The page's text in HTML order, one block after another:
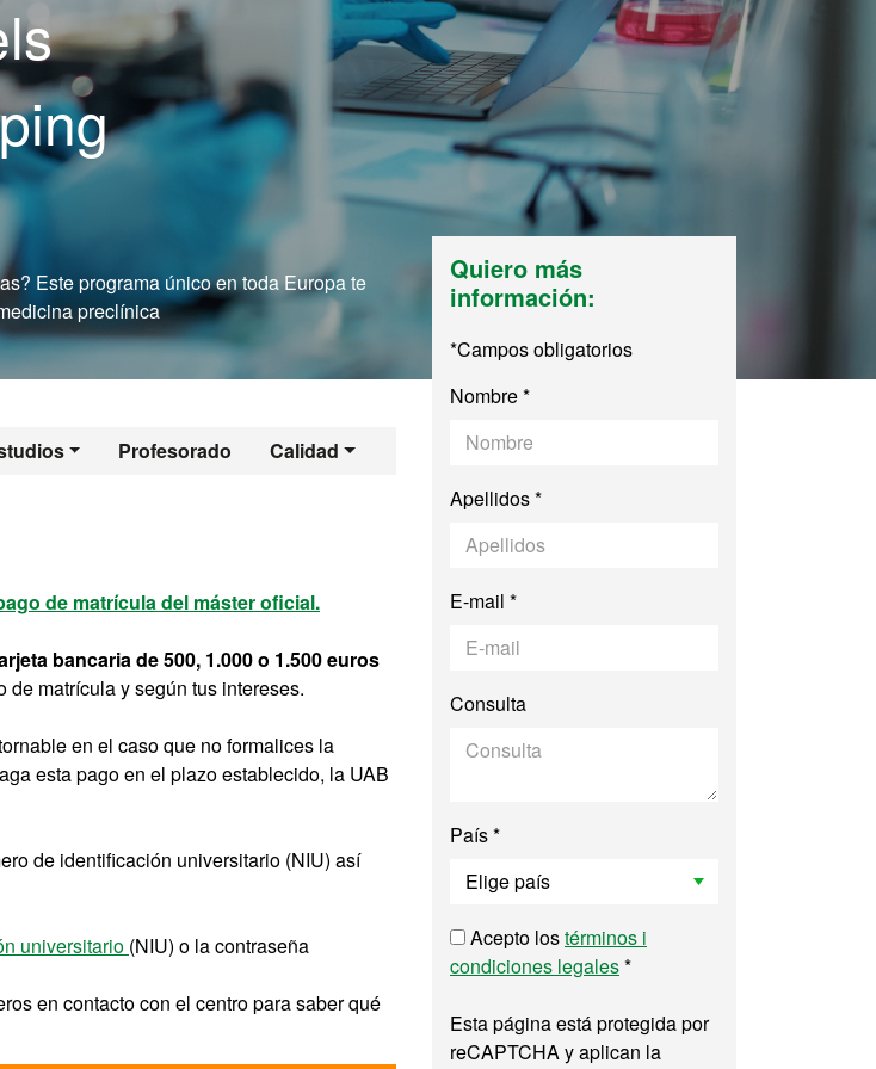
Este programa único en toda Europa te
preclínica
Profesorado Calidad
Mundus en Fenotipado
de matrícula del máster oficial.
bancaria de 500, 1.000 o 1.500 euros
matrícula y según tus intereses.
en el caso que no formalices la
esta pago en el plazo establecido, la UAB
de identificación universitario (NIU) así
universitario (NIU) o la contraseña
en contacto con el centro para saber qué
Quiero más
información:
*Campos obligatorios
Nombre *
Apellidos *
E-mail *
Consulta
País *
Acepto lostérminos i
condiciones legales*
Esta página está protegida por
reCAPTCHA y aplican la